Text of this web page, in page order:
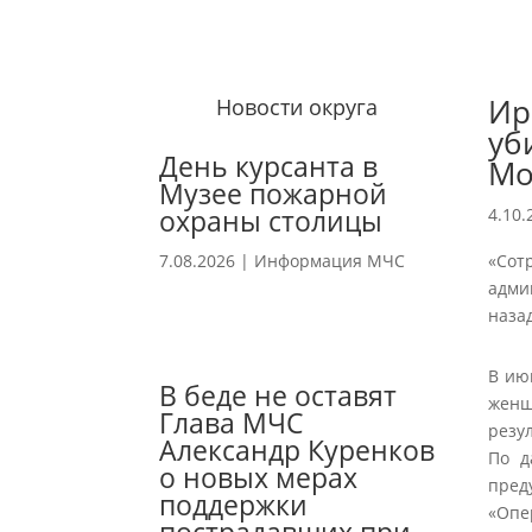
Новости округа
День курсанта в
Музее пожарной
охраны столицы
7.08.2026 | Информация МЧС
В беде не оставят
Глава МЧС
Александр Куренков
о новых мерах
поддержки
В
По